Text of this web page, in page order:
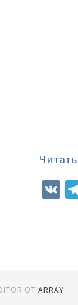
ОТARRAY